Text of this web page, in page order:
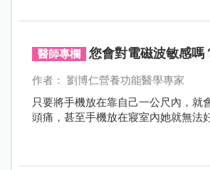
醫師專欄 您會對電磁波敏感嗎
作者： 劉博仁營養功能醫學專家
只要將手機放在靠自己一公尺內，就
頭痛，甚至手機放在寢室內她就無法